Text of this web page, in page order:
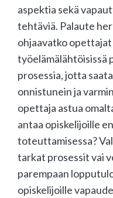
aspektia sekä
tehtäviä. Palaute
ohjaavatko opettajat
työelämälähtöisissä
prosessia, jotta
onnistunein ja
opettaja astua
antaa opiskelijoille
toteuttamisessa?
tarkat prosessit vai
parempaan
opiskelijoille